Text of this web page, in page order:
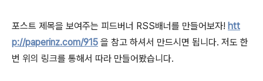
포스트 제목을 보여주는 피드버너 RSS배너를 만들어보자! htt
p://paperinz.com/915 을 참고 하셔서 만드시면 됩니다. 저도 한
번 위의 링크를 통해서 따라 만들어봤습니다.